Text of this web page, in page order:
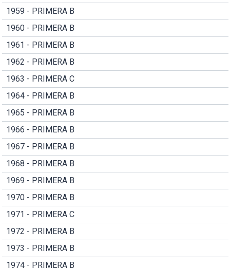
1959 - PRIMERA B
1960 - PRIMERA B
1961 - PRIMERA B
1962 - PRIMERA B
1963 - PRIMERA C
1964 - PRIMERA B
1965 - PRIMERA B
1966 - PRIMERA B
1967 - PRIMERA B
1968 - PRIMERA B
1969 - PRIMERA B
1970 - PRIMERA B
1971 - PRIMERA C
1972 - PRIMERA B
1973 - PRIMERA B
1974 - PRIMERA B